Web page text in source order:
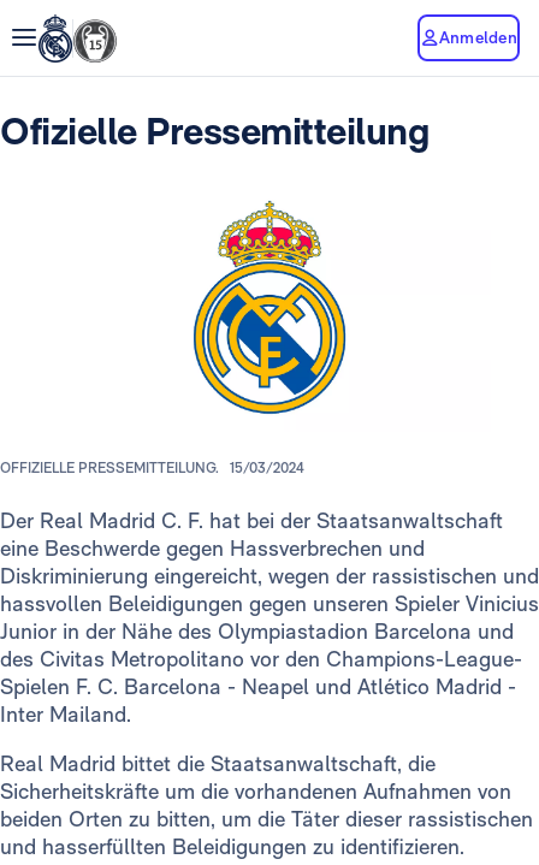
Anmelden
Ofizielle Pressemitteilung
OFFIZIELLE PRESSEMITTEILUNG. 15/03/2024
Der Real Madrid C. F. hat bei der Staatsanwaltschaft
eine Beschwerde gegen Hassverbrechen und
Diskriminierung eingereicht, wegen der rassistischen und
hassvollen Beleidigungen gegen unseren Spieler Vinicius
Junior in der Nähe des Olympiastadion Barcelona und
des Civitas Metropolitano vor den Champions-League-
Spielen F. C. Barcelona - Neapel und Atlético Madrid -
Inter Mailand.
Real Madrid bittet die Staatsanwaltschaft, die
Sicherheitskräfte um die vorhandenen Aufnahmen von
beiden Orten zu bitten, um die Täter dieser rassistischen
und hasserfüllten Beleidigungen zu identifizieren.